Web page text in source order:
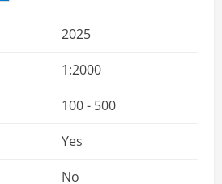
2025
1:2000
100 - 500
Yes
No